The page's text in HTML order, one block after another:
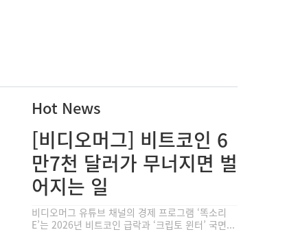
Hot News
[비디오머그] 비트코인 6
만7천 달러가 무너지면 벌
어지는 일
비디오머그 유튜브 채널의 경제 프로그램 ‘똑소리
E’는 2026년 비트코인 급락과 ‘크립토 윈터’ 국면...